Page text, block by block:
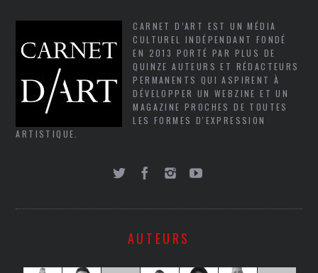
CARNET D’ART EST UN MÉDIA
CULTUREL INDÉPENDANT FONDÉ
EN 2013 PORTÉ PAR PLUS DE
QUINZE AUTEURS ET RÉDACTEURS
PERMANENTS QUI ASPIRENT À
DÉVELOPPER UN WEBZINE ET UN
MAGAZINE PROCHES DE TOUTES
LES FORMES D'EXPRESSION
ARTISTIQUE.
AUTEURS